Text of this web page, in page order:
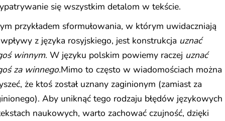
się wszystkim detalom w tekście.
przykładem sformułowania, w którym uwidaczniają
z języka rosyjskiego, jest konstrukcja uznać
winnym. W języku polskim powiemy raczej uznać
za winnego.Mimo to często w wiadomościach można
że ktoś został uznany zaginionym (zamiast za
Aby uniknąć tego rodzaju błędów językowych
naukowych, warto zachować czujność, dzięki